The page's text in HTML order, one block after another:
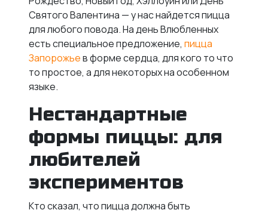
Святого Валентина — у нас найдется пицца
для любого повода. На день Влюбленных
есть специальное предложение, пицца
Запорожьев форме сердца, для кого то что
то простое, а для некоторых на особенном
языке.
Нестандартные
формы пиццы: для
любителей
экспериментов
Кто сказал, что пицца должна быть